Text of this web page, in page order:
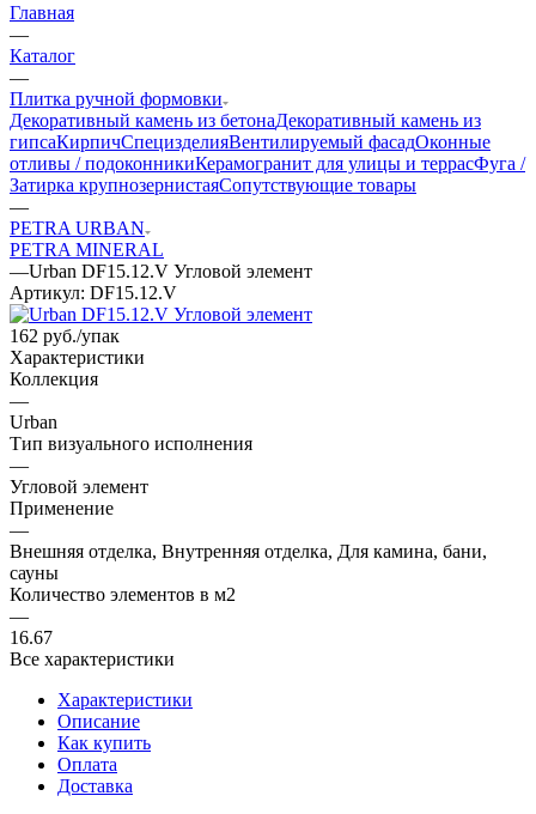
Главная
—
Каталог
—
Плитка ручной формовки
Декоративный камень из бетонаДекоративный камень из
гипсаКирпичСпецизделияВентилируемый фасадОконные
отливы / подоконникиКерамогранит для улицы и террасФуга /
Затирка крупнозернистаяСопутствующие товары
—
PETRA URBAN
PETRA MINERAL
—Urban DF15.12.V Угловой элемент
Артикул: DF15.12.V
162 руб./упак
Характеристики
Коллекция
—
Urban
Тип визуального исполнения
—
Угловой элемент
Применение
—
Внешняя отделка, Внутренняя отделка, Для камина, бани,
сауны
Количество элементов в м2
—
16.67
Все характеристики
Характеристики
Описание
Как купить
Оплата
Доставка